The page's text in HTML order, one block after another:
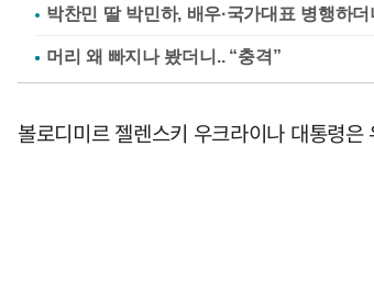
박찬민 딸 박민하, 배우·국가대표 병행하
볼로디미르 젤렌스키 우크라이나 대통령